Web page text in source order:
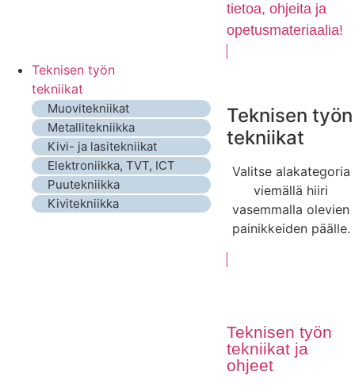
tietoa, ohjeita ja
opetusmateriaalia!
Teknisen työn
tekniikat
Muovitekniikat
Metallitekniikka
Kivi- ja lasitekniikat
Elektroniikka, TVT, ICT
Puutekniikka
Kivitekniikka
Teknisen työn
tekniikat
Valitse alakategoria
viemällä hiiri
vasemmalla olevien
painikkeiden päälle.
Teknisen työn
tekniikat ja
ohjeet